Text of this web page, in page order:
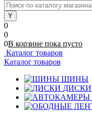
0
0
0В корзине пока пусто
Каталог товаров
Каталог товаров
ШИНЫ
ДИСКИ